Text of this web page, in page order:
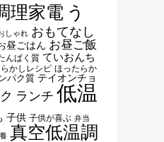
理家電 う
しゃれ おもてなし
昼ごはん お昼ご飯
んぱく質 ていおんち
かしレシピ ほったらか
パク質 テイオンチョ
ランチ 低温
子供 子供が喜ぶ 弁当
真空低温調